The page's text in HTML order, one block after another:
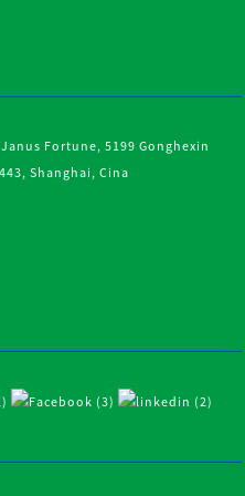
Fortune, 5199 Gonghexin
Shanghai, Cina